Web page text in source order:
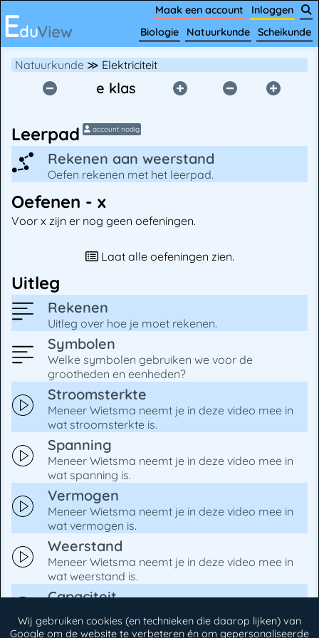
Maak een account
Inloggen
Biologie
Natuurkunde Scheikunde
Natuurkunde ≫ Elektriciteit
e klas
Leerpad account nodig
Rekenen aan weerstand
Oefen rekenen met het leerpad.
Uitleg
Rekenen
Uitleg over hoe je moet rekenen.
Symbolen
Welke symbolen gebruiken we voor de
grootheden en eenheden?
Stroomsterkte
Meneer Wietsma neemt je in deze video mee in
wat stroomsterkte is.
Spanning
Meneer Wietsma neemt je in deze video mee in
wat spanning is.
Vermogen
Meneer Wietsma neemt je in deze video mee in
wat vermogen is.
Weerstand
Meneer Wietsma neemt je in deze video mee in
wat weerstand is.
Capaciteit
wat capaciteit is.
Oefenen - x
Voor x zijn er nog geen oefeningen.
Laat alle oefeningen zien.
Wij gebruiken cookies (en technieken die daarop lijken) van
Google om de website te verbeteren én om gepersonaliseerde